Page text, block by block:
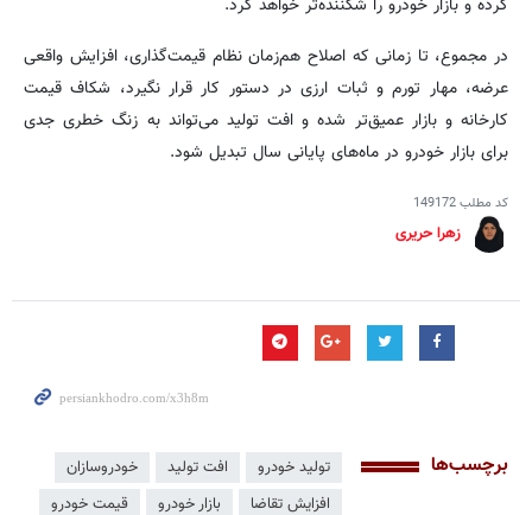
در مجموع، تا زمانی که اصلاح هم‌زمان نظام قیمت‌گذاری، افزایش واقعی
عرضه، مهار تورم و ثبات ارزی در دستور کار قرار نگیرد، شکاف قیمت
کارخانه و بازار عمیق‌تر شده و افت تولید می‌تواند به زنگ خطری جدی
برای بازار خودرو در ماه‌های پایانی سال تبدیل شود.
کد مطلب149172
زهرا حریری
برچسب‌ها تولید خودرو افت تولید
خودروسازان
افزایش تقاضا
بازار خودرو قیمت خودرو